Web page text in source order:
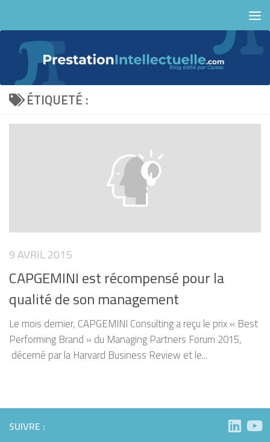
ÉTIQUETÉ :
9 AVRIL 2015
CAPGEMINI est récompensé pour la
qualité de son management
Le mois dernier, CAPGEMINI Consulting a reçu le prix « Best
Performing Brand » du Managing Partners Forum 2015,
décerné par la Harvard Business Review et le...
SUIVRE :